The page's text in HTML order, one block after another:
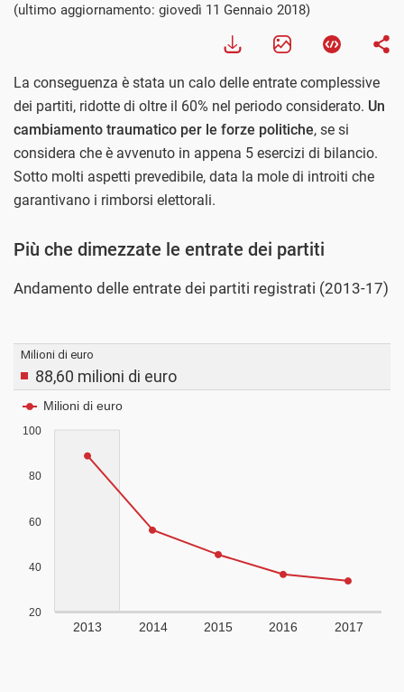
(ultimo aggiornamento: giovedì 11 Gennaio 2018)
La conseguenza è stata un calo delle entrate complessive
dei partiti, ridotte di oltre il 60% nel periodo considerato. Un
cambiamento traumatico per le forze politiche, se si
considera che è avvenuto in appena 5 esercizi di bilancio.
Sotto molti aspetti prevedibile, data la mole di introiti che
garantivano i rimborsi elettorali.
Più che dimezzate le entrate dei partiti
Andamento delle entrate dei partiti registrati (2013-17)